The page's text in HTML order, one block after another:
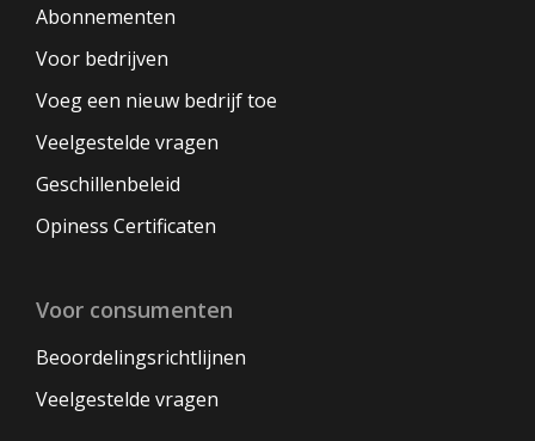
Abonnementen
Voor bedrijven
Voeg een nieuw bedrijf toe
Veelgestelde vragen
Geschillenbeleid
Opiness Certificaten
Voor consumenten
Beoordelingsrichtlijnen
Veelgestelde vragen